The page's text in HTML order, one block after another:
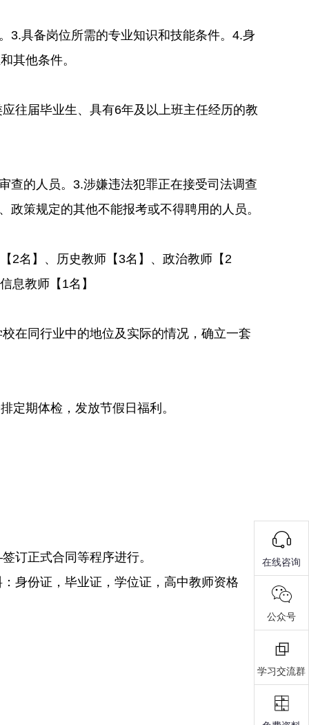
3.具备岗位所需的专业知识和技能条件。4.身
其他条件。
往届毕业生、具有6年及以上班主任经历的教
查的人员。3.涉嫌违法犯罪正在接受司法调查
策规定的其他不能报考或不得聘用的人员。
2名】、历史教师【3名】、政治教师【2
息教师【1名】
在同行业中的地位及实际的情况，确立一套
定期体检，发放节假日福利。
正式合同等程序进行。
身份证，毕业证，学位证，高中教师资格
在线咨询
公众号
学习交流群